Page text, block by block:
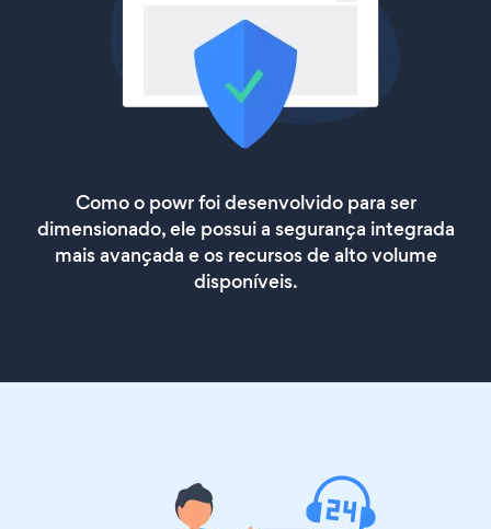
Como o powr foi desenvolvido para ser
dimensionado, ele possui a segurança integrada
mais avançada e os recursos de alto volume
disponíveis.